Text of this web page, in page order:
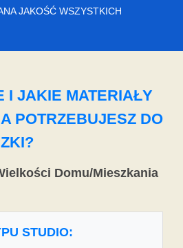
JAKOŚĆ WSZYSTKICH
I JAKIE MATERIAŁY
POTRZEBUJESZ DO
Domu/Mieszkania
STUDIO: